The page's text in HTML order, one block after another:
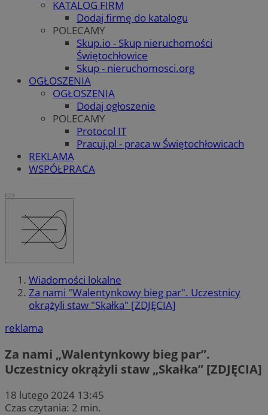
KATALOG FIRM
Dodaj firmę do katalogu
POLECAMY
Skup.io - Skup nieruchomości
Świętochłowice
Skup - nieruchomosci.org
OGŁOSZENIA
OGŁOSZENIA
Dodaj ogłoszenie
POLECAMY
Protocol IT
Pracuj.pl - praca w Świętochłowicach
REKLAMA
WSPÓŁPRACA
Wiadomości lokalne
Za nami "Walentynkowy bieg par". Uczestnicy
okrążyli staw "Skałka" [ZDJĘCIA]
reklama
Za nami „Walentynkowy bieg par”.
Uczestnicy okrążyli staw „Skałka” [ZDJĘCIA]
18 lutego 2024 13:45
Czas czytania: 2 min.